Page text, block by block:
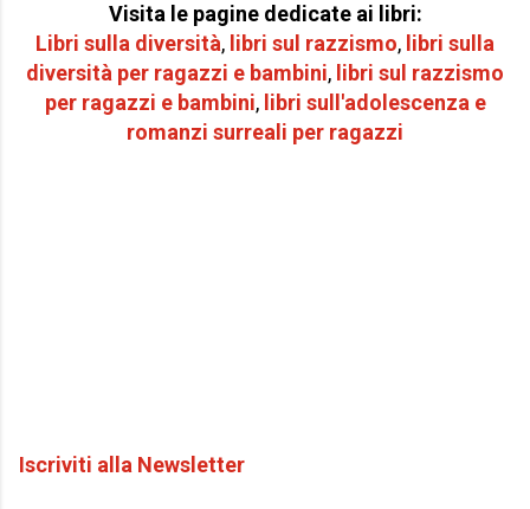
Visita le pagine dedicate ai libri:
Libri sulla diversità, libri sul razzismo, libri sulla
diversità per ragazzi e bambini, libri sul razzismo
per ragazzi e bambini, libri sull'adolescenza e
romanzi surreali per ragazzi
Iscriviti alla Newsletter